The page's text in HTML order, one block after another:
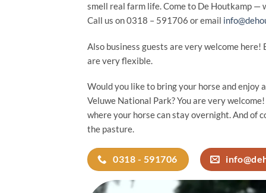
smell real farm life. Come to De Houtkamp —
Call us on 0318 – 591706 or email
Also business guests are very welcome here!
are very flexible.
Would you like to bring your horse and enjoy
Veluwe National Park? You are very
where your horse can stay overnight. And of
the pasture.
0318 - 591706